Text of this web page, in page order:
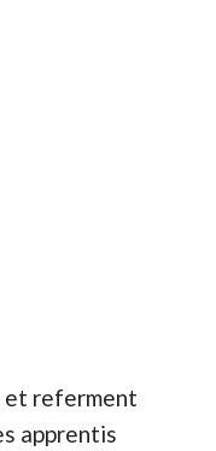
et referment
apprentis